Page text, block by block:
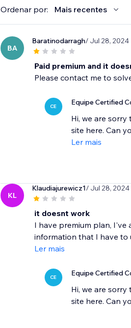
Ordenar por: Mais recentes
BA
Baratinodarragh/ Jul 28, 2024
Paid premium and it
Please contact me to
CE Equipe Certified
Hi, we are
site here. Can
Ler mais
KL
Klaudiajurewicz1/ Jul 28, 2024
it doesnt work
I have premium plan, I've
information that I have to
Ler mais
CE Equipe Certified
Hi, we are
site here. Can